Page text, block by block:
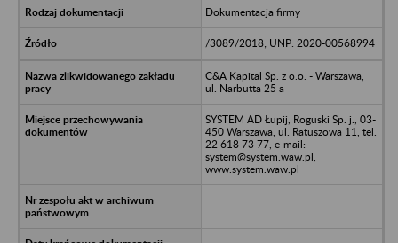
Dokumentacja firmy
/3089/2018; UNP: 2020-00568994
C&A Kapital Sp. z o.o. - Warszawa,
ul. Narbutta 25 a
SYSTEM AD Łupij, Roguski Sp. j., 03-
450 Warszawa, ul. Ratuszowa 11, tel.
22 618 73 77, e-mail:
system@system.waw.pl,
www.system.waw.pl